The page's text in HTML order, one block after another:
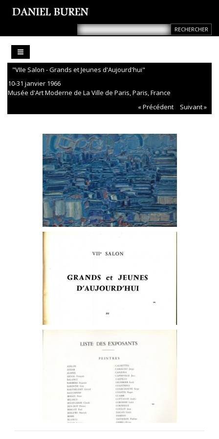
"VIIe Salon - Grands et Jeunes d'Aujourd'hui"
10-31 janvier 1966
Musée d'Art Moderne de La Ville de Paris, Paris, France
« Précédent
Suivant »